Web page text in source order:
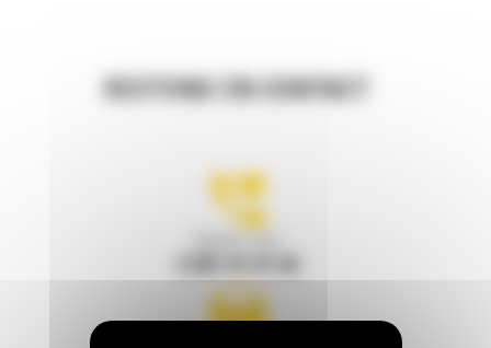
RESTONS EN CONTACT